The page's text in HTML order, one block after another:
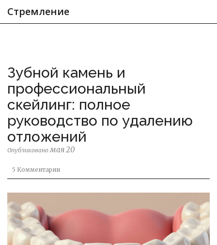
Стремление
Зубной камень и
профессиональный
скейлинг: полное
руководство по удалению
отложений
Опубликованомая 20
5 Комментарии